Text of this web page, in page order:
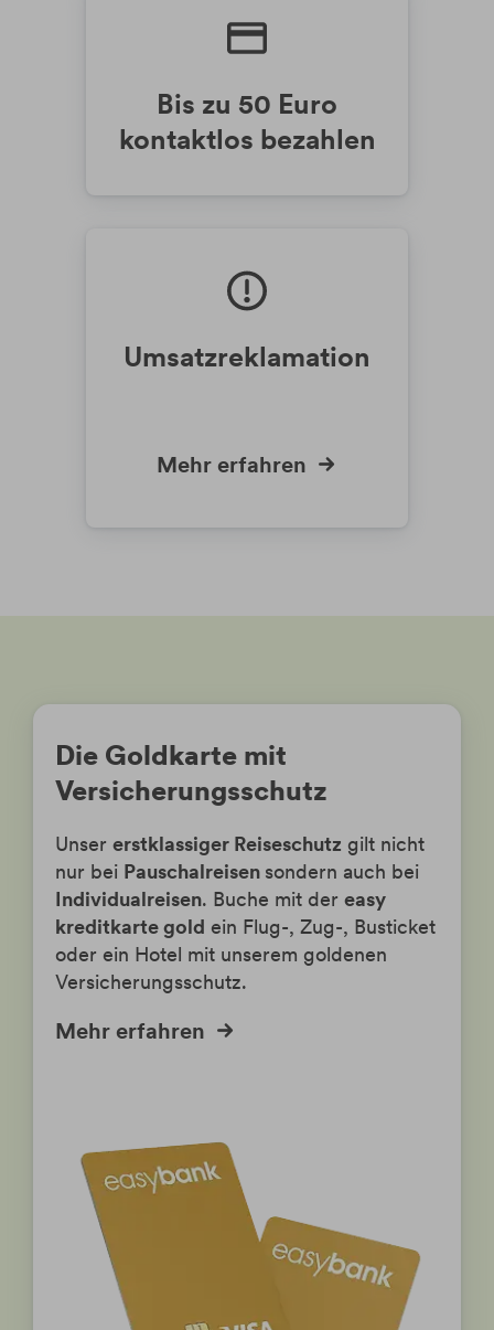
Bis zu 50 Euro
kontaktlos bezahlen
Umsatz­reklamation
Mehr erfahren
Die Goldkarte mit
Versicherungsschutz
Unser erstklassiger Reiseschutz gilt nicht
nur bei Pauschalreisen sondern auch bei
Individualreisen. Buche mit der easy
kreditkarte gold ein Flug-, Zug-, Busticket
oder ein Hotel mit unserem goldenen
Versicherungsschutz.
Mehr erfahren